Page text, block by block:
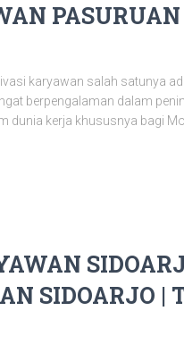
karyawan salah satunya
berpengalaman dalam
dunia kerja khususnya bagi
SIDOARJO |